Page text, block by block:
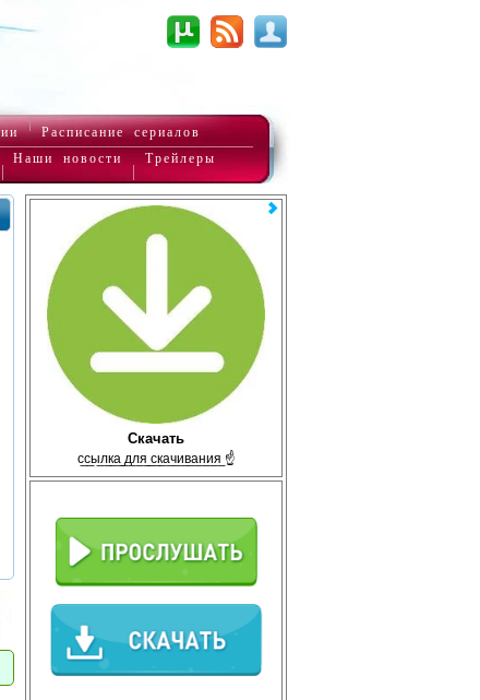
Расписание сериалов
Наши новости Трейлеры
Скачать
с̲с̲ы̲л̲к̲а̲ ̲д̲л̲я̲ ̲с̲к̲а̲ч̲и̲в̲а̲н̲и̲я̲ ☝